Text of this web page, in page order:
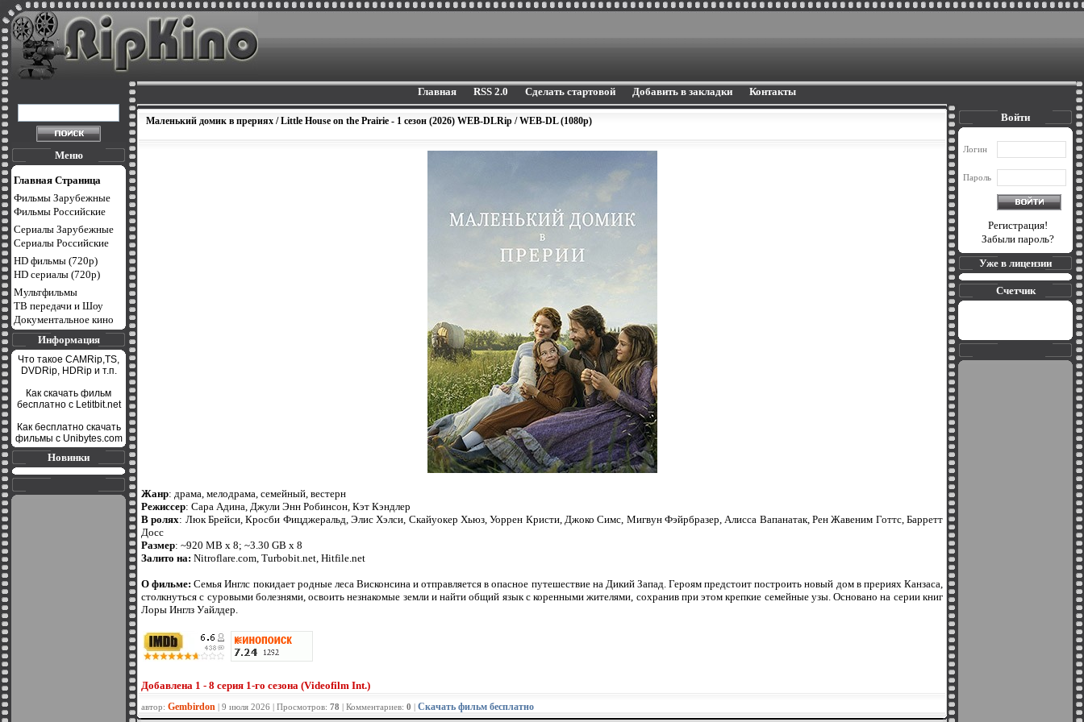
Главная RSS 2.0 Сделать стартовой Добавить в закладки Контакты
Меню
Главная Страница
Фильмы Зарубежные
Фильмы Российские
Сериалы Зарубежные
Сериалы Российские
HD фильмы (720p)
HD сериалы (720p)
Мультфильмы
ТВ передачи и Шоу
Документальное кино
Информация
Что такое CAMRip,TS,
DVDRip, HDRip и т.п.
Как скачать фильм
бесплатно с Letitbit.net
Как бесплатно скачать
фильмы с Unibytes.com
Новинки
Маленький домик в прериях / Little House on the Prairie - 1 сезон (2026) WEB-DLRip / WEB-DL (1080p)
Жанр: драма, мелодрама, семейный, вестерн
Режиссер: Сара Адина, Джули Энн Робинсон, Кэт Кэндлер
В ролях: Люк Брейси, Кросби Фицджеральд, Элис Хэлси, Скайуокер Хьюз, Уоррен Кристи, Джоко Симс, Мигвун Фэйрбразер, Алисса Вапанатак, Рен Жавеним Готтс, Барретт
Досс
Размер: ~920 MB x 8; ~3.30 GB x 8
Залито на: Nitroflare.com, Turbobit.net, Hitfile.net
О фильме:Семья Инглс покидает родные леса Висконсина и отправляется в опасное путешествие на Дикий Запад. Героям предстоит построить новый дом в прериях Канзаса,
столкнуться с суровыми болезнями, освоить незнакомые земли и найти общий язык с коренными жителями, сохранив при этом крепкие семейные узы. Основано на серии книг
Лоры Инглз Уайлдер.
Добавлена 1 - 8 серия 1-го сезона (Videofilm Int.)
автор: Gembirdon | 9 июля 2026 | Просмотров: 78 | Комментариев: 0 | Скачать фильм бесплатно
Войти
Логин
Пароль
Регистрация!
Забыли пароль?
Уже в лицензии
Счетчик